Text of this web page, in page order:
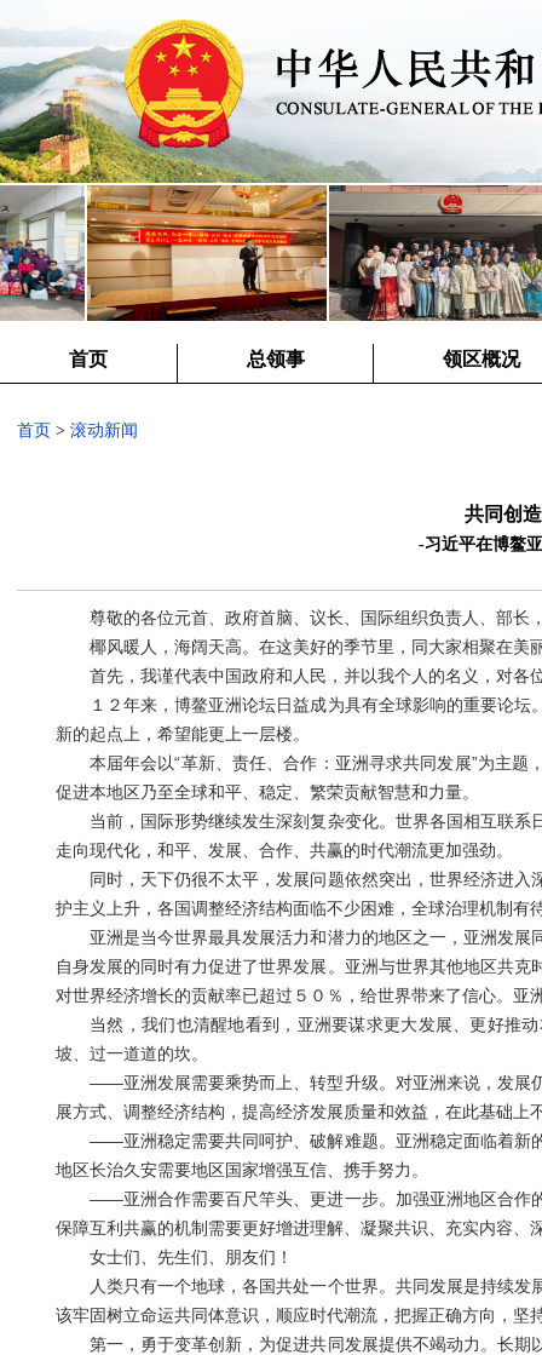
首页 总领事 领区概况
首页 > 滚动新闻
共同创
-习近平在博鳌
尊敬的各位元首、政府首脑、议长、国际组织负责人、部长
椰风暖人，海阔天高。在这美好的季节里，同大家相聚在美
首先，我谨代表中国政府和人民，并以我个人的名义，对各
１２年来，博鳌亚洲论坛日益成为具有全球影响的重要论坛
新的起点上，希望能更上一层楼。
本届年会以“革新、责任、合作：亚洲寻求共同发展”为主题
促进本地区乃至全球和平、稳定、繁荣贡献智慧和力量。
当前，国际形势继续发生深刻复杂变化。世界各国相互联系
走向现代化，和平、发展、合作、共赢的时代潮流更加强劲。
同时，天下仍很不太平，发展问题依然突出，世界经济进入
护主义上升，各国调整经济结构面临不少困难，全球治理机制
亚洲是当今世界最具发展活力和潜力的地区之一，亚洲发展
自身发展的同时有力促进了世界发展。亚洲与世界其他地区共
对世界经济增长的贡献率已超过５０％，给世界带来了信心。
当然，我们也清醒地看到，亚洲要谋求更大发展、更好推动
坡、过一道道的坎。
——亚洲发展需要乘势而上、转型升级。对亚洲来说，发展仍
展方式、调整经济结构，提高经济发展质量和效益，在此基础上
——亚洲稳定需要共同呵护、破解难题。亚洲稳定面临着新的
地区长治久安需要地区国家增强互信、携手努力。
——亚洲合作需要百尺竿头、更进一步。加强亚洲地区合作的
保障互利共赢的机制需要更好增进理解、凝聚共识、充实内容、
女士们、先生们、朋友们！
人类只有一个地球，各国共处一个世界。共同发展是持续发
该牢固树立命运共同体意识，顺应时代潮流，把握正确方向，坚
第一，勇于变革创新，为促进共同发展提供不竭动力。长期